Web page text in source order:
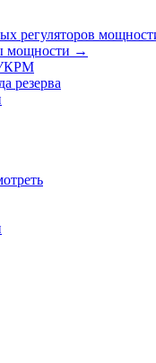
регуляторов
мощности →
УКРМ
резерва